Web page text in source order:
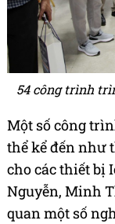
54 công trình
Một số công
thể kể đến như
cho các thiết bị
Nguyễn, Minh
quan một số